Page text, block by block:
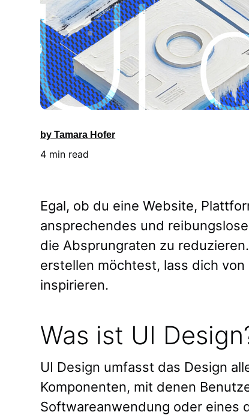
by Tamara Hofer
4 min read
Egal, ob du eine Website,
ansprechendes und
die Absprungraten zu
erstellen möchtest, lass dich
inspirieren.
Was ist UI
UI Design umfasst das Design
Komponenten, mit denen
Softwareanwendung oder eines